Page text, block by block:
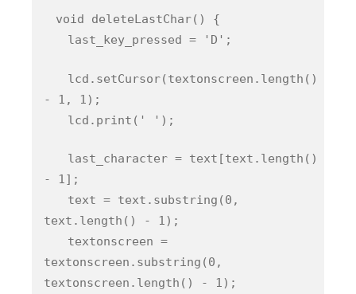
void deleteLastChar() {
last_key_pressed = 'D';
lcd.setCursor(textonscreen.length()
- 1, 1);
lcd.print(' ');
last_character = text[text.length()
- 1];
text = text.substring(0,
text.length() - 1);
textonscreen =
textonscreen.substring(0,
textonscreen.length() - 1);